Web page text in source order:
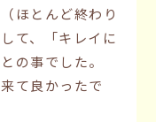
ほとんど終わり
て、「キレイに
の事でした。
て良かったで